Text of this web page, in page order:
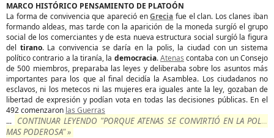
MARCO HISTÓRICO PENSAMIENTO DE PLATOÓN
La forma de convivencia que apareció enGrecia fue el clan. Los clanes iban
formando aldeas, mas tarde con la aparición de la moneda surgíó el grupo
social de los comerciantes y de esta nueva estructura social surgíó la figura
del tirano. La convivencia se daría en la polis, la ciudad con un sistema
político contrario a la tiranía, la democracia.Atenas contaba con un Consejo
de 500 miembros, preparaba las leyes y deliberaba sobre los asuntos más
importantes para los que al final decidía la Asamblea. Los ciudadanos no
esclavos, ni los metecos ni las mujeres era iguales ante la ley, gozaban de
libertad de expresión y podían vota en todas las decisiones públicas. En el
492 comenzaron las Guerras
... CONTINUAR LEYENDO "PORQUE ATENAS SE CONVIRTIÓ EN LA POLIS
MAS PODEROSA" »